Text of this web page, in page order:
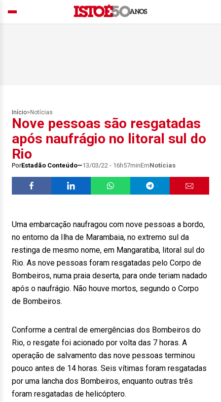
Início> Notícias
Nove pessoas são resgatadas
após naufrágio no litoral sul do
Rio
PorEstadão Conteúdo 13/03/22 - 16h57minEmNotícias
Uma embarcação naufragou com nove pessoas a bordo,
no entorno da Ilha de Marambaia, no extremo sul da
restinga de mesmo nome, em Mangaratiba, litoral sul do
Rio. As nove pessoas foram resgatadas pelo Corpo de
Bombeiros, numa praia deserta, para onde teriam nadado
após o naufrágio. Não houve mortos, segundo o Corpo
de Bombeiros.
Conforme a central de emergências dos Bombeiros do
Rio, o resgate foi acionado por volta das 7 horas. A
operação de salvamento das nove pessoas terminou
pouco antes de 14 horas. Seis vítimas foram resgatadas
por uma lancha dos Bombeiros, enquanto outras três
foram resgatadas de helicóptero.